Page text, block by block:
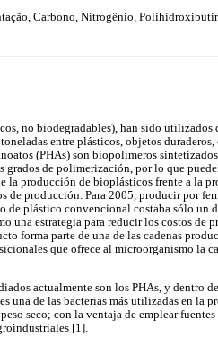
Carbono, Nitrogênio,
no biodegradables), han sido utilizados
entre plásticos, objetos
(PHAs) son biopolímeros
grados de polimerización, por lo que
la producción de bioplásticos frente a la
de producción. Para 2005, producir por
de plástico convencional costaba sólo un
una estrategia para reducir los costos de
forma parte de una de las cadenas
que ofrece al microorganismo la
actualmente son los PHAs, y dentro
una de las bacterias más utilizadas en la
seco; con la ventaja de emplear
[1].